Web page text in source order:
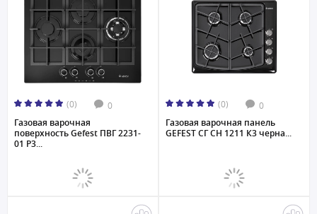
(0) 0
Газовая варочная
поверхность Gefest ПВГ 2231-
01 P3...
(0) 0
Газовая варочная панель
GEFEST СГ СН 1211 К3 черна...